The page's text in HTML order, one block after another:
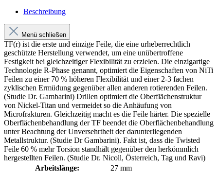
Beschreibung
Menü schließen
TF(r) ist die erste und einzige Feile, die eine urheberrechtlich
geschützte Herstellung verwendet, um eine unübertroffene
Festigkeit bei gleichzeitiger Flexibilität zu erzielen. Die einzigartige
Technologie R-Phase genannt, optimiert die Eigenschaften von NiTi
Feilen zu einer 70 % höheren Flexibilität und einer 2-3 fachen
zyklischen Ermüdung gegenüber allen anderen rotierenden Feilen.
(Studie Dr. Gambarini) Drillen optimiert die Oberflächenstruktur
von Nickel-Titan und vermeidet so die Anhäufung von
Microfrakturen. Gleichzeitig macht es die Feile härter. Die spezielle
Oberflächenbehandlung der TF beendet die Oberflächenbehandlung
unter Beachtung der Unversehrtheit der darunterliegenden
Metallstruktur. (Studie Dr Gambarini). Fakt ist, dass die Twisted
Feile 60 % mehr Torsion standhält gegenüber den herkömmlich
hergestellten Feilen. (Studie Dr. Nicoll, Österreich, Tag und Ravi)
Arbeitslänge:
27 mm